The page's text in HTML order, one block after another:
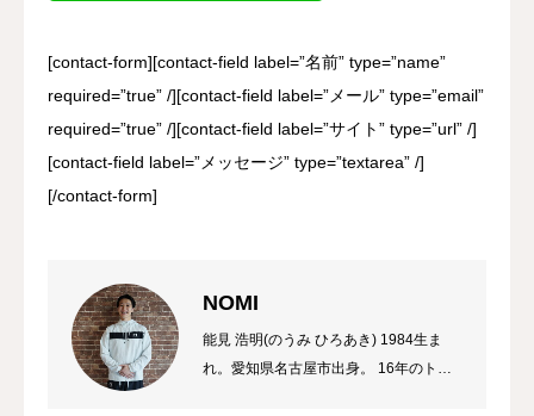
[contact-form][contact-field label=”名前” type=”name”
required=”true” /][contact-field label=”メール” type=”email”
required=”true” /][contact-field label=”サイト” type=”url” /]
[contact-field label=”メッセージ” type=”textarea” /]
[/contact-form]
NOMI
能見 浩明(のうみ ひろあき) 1984生ま
れ。愛知県名古屋市出身。 16年のトレ